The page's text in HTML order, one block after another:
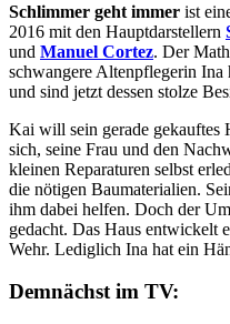
Schlimmer geht immer ist
2016 mit den Hauptdarstellern
und Manuel Cortez. Der
schwangere Altenpflegerin Ina
und sind jetzt dessen stolze
Kai will sein gerade gekauftes
sich, seine Frau und den
kleinen Reparaturen selbst
die nötigen Baumaterialien.
ihm dabei helfen. Doch der
gedacht. Das Haus entwickelt
Wehr. Lediglich Ina hat ein
Demnächst im TV: